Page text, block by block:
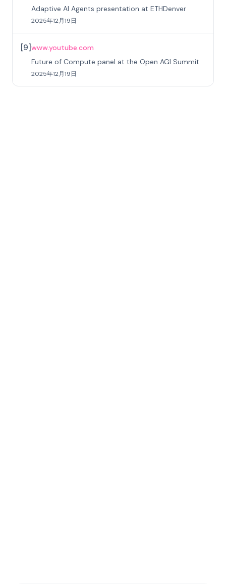
Adaptive AI Agents presentation at ETHDenver
2025年12月19日
[9]www.youtube.com
Future of Compute panel at the Open AGI Summit
2025年12月19日